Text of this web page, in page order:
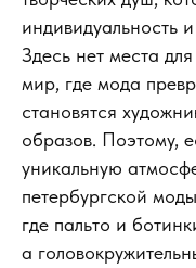
индивидуальность
Здесь нет места
мир, где мода
становятся
образов. Поэтому,
уникальную
петербургской
где пальто и
а